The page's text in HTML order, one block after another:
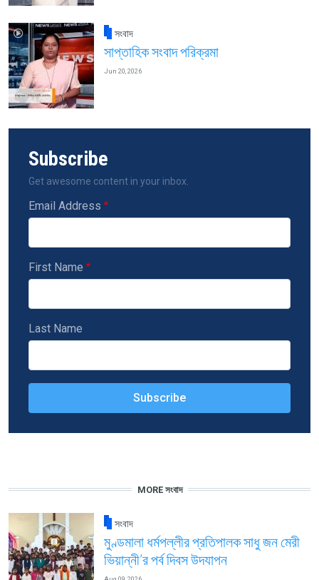
সংবাদ
সাপ্তাহিক সংবাদ পরিক্রমা
Jun 20, 2026
Subscribe
Get awesome content in your inbox.
Email Address
First Name
Last Name
MORE সংবাদ
সংবাদ
মুণ্ডমালা ধর্মপল্লীর প্রতিপালক সাধু জন মেরী
ভিয়ান্নী’র পর্ব দিবস উদযাপন